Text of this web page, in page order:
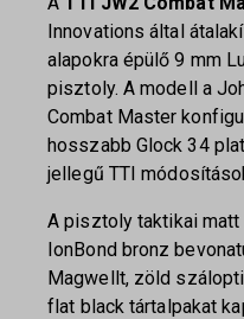
Innovations által
alapokra épülő 9 mm
pisztoly. A modell a
Combat Master
hosszabb Glock 34
jellegű TTI
A pisztoly taktikai
IonBond bronz
Magwellt, zöld
flat black tártalpakat